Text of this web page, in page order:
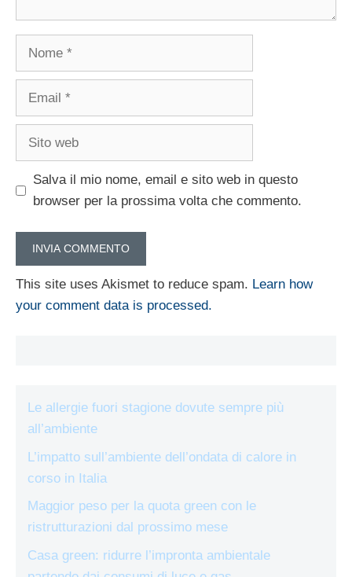
Nome
Email
Sito
Salva il mio nome, email e sito web in questo
browser per la prossima volta che commento.
This site uses Akismet to reduce spam. Learn how
your comment data is processed.
Le allergie fuori stagione dovute sempre più
all’ambiente
L’impatto sull’ambiente dell’ondata di calore in
corso in Italia
Maggior peso per la quota green con le
ristrutturazioni dal prossimo mese
Casa green: ridurre l’impronta ambientale